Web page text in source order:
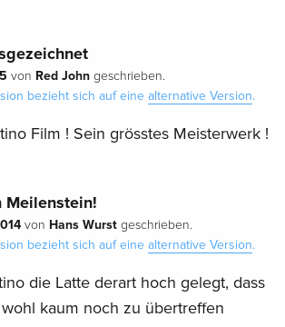
DVDs + CD
vergriffen
von Red John geschrieben.
bezieht sich auf eine alternative Version.
Film ! Sein grösstes Meisterwerk !
Meilenstein!
von Hans Wurst geschrieben.
bezieht sich auf eine alternative Version.
die Latte derart hoch gelegt, dass
kaum noch zu übertreffen